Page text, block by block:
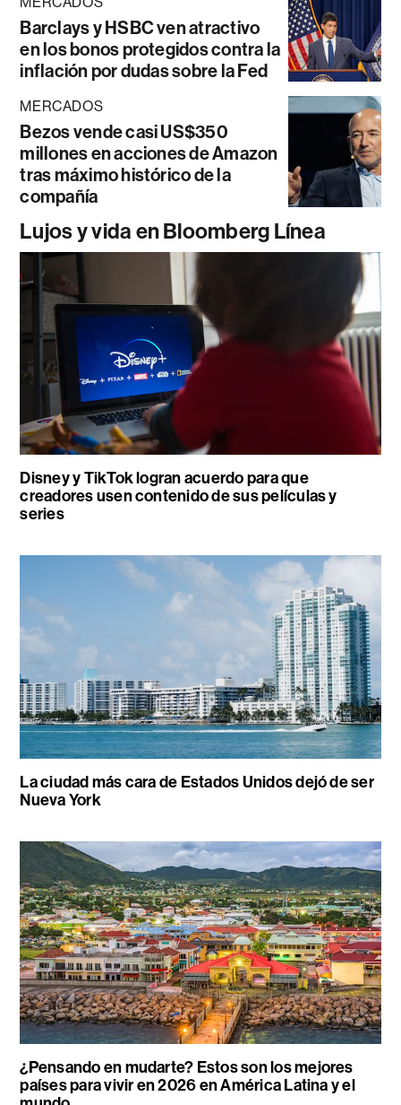
Barclays y HSBC ven atractivo
en los bonos protegidos contra la
inflación por dudas sobre la Fed
MERCADOS
Bezos vende casi US$350
millones en acciones de Amazon
tras máximo histórico de la
compañía
Lujos y vida en Bloomberg Línea
Disney y TikTok logran acuerdo para que
creadores usen contenido de sus películas y
series
La ciudad más cara de Estados Unidos dejó de ser
Nueva York
¿Pensando en mudarte? Estos son los mejores
países para vivir en 2026 en América Latina y el